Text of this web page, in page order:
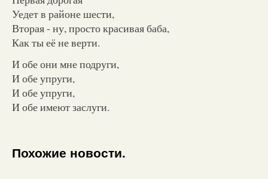
Уедет в районе шести,
Вторая - ну, просто красивая баба,
Как ты её не верти.
И обе они мне подруги,
И обе упруги,
И обе упруги,
И обе имеют заслуги.
Похожие новости.